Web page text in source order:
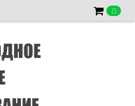
0